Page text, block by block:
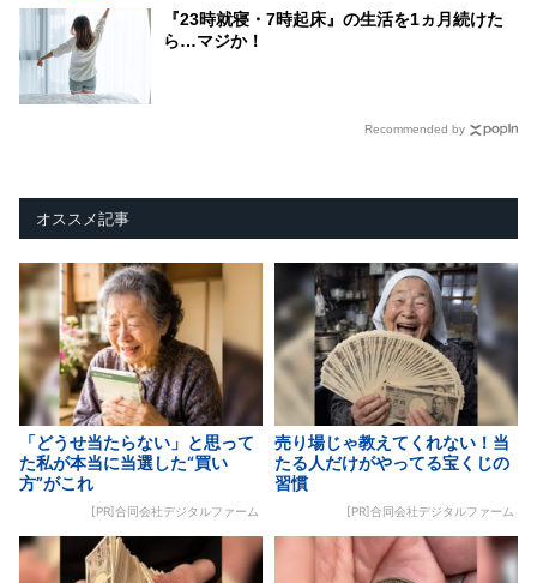
『23時就寝・7時起床』の生活を1ヵ月続けた
ら…マジか！
Recommended by
オススメ記事
「どうせ当たらない」と思って
た私が本当に当選した“買い
方”がこれ
[PR]合同会社デジタルファーム
売り場じゃ教えてくれない！当
たる人だけがやってる宝くじの
習慣
[PR]合同会社デジタルファーム